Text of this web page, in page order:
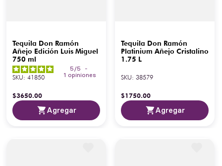
Tequila Don Ramón
Añejo Edición Luis Miguel
750 ml
5 /5
-
1 opiniones
SKU: 41850
$3650.00
Agregar
Tequila Don Ramón
Platinium Añejo Cristalino
1.75 L
SKU: 38579
$1750.00
Agregar